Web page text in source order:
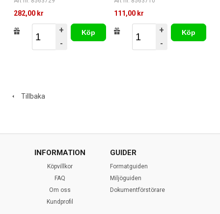
282,00 kr
+
-
Köp
111,00 kr
+
-
Köp
Tillbaka
INFORMATION
Köpvillkor
FAQ
Om oss
Kundprofil
GUIDER
Formatguiden
Miljöguiden
Dokumentförstörare